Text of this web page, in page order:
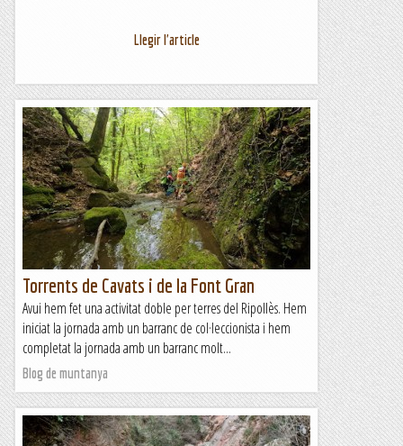
Llegir l'article
Torrents de Cavats i de la Font Gran
Avui hem fet una activitat doble per terres del Ripollès. Hem
iniciat la jornada amb un barranc de col·leccionista i hem
completat la jornada amb un barranc molt...
Blog de muntanya